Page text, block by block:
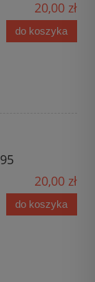
20,00 zł
do koszyka
20,00 zł
do koszyka